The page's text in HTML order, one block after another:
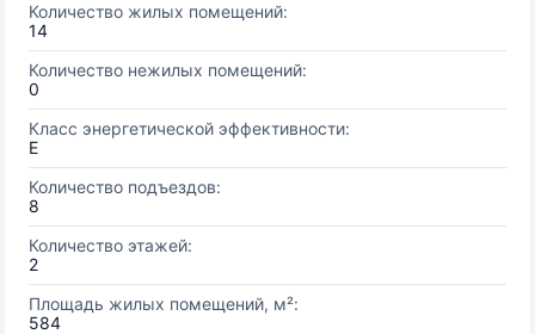
Количество жилых помещений:
14
Количество нежилых помещений:
0
Класс энергетической эффективности:
E
Количество подъездов:
8
Количество этажей:
2
Площадь жилых помещений, м²:
584